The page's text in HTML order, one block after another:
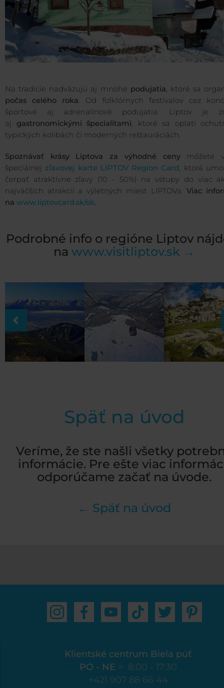
Na tradície nadväzujú aj mnohé podujatia, ktoré sa
počas celého roka. Od folklórnych festivalov cez
športové aj adrenalínové podujatia. Liptov je
aj gastronomickými špecialitami, ktoré sa oplatí
typických kolibách či moderných reštauráciách.
Spoznávať krásy Liptova za výhodné cenymôžete
špeciálnej zľavovej karte LIPTOV Region Card, ktorá
čerpať atraktívne zľavy (10 - 50%) na vstupy do viac
najväčších atrakcií a výletných miest LIPTOVa.Viac
na www.liptovcard.sk/sk.
Podrobné info o regióne Liptov
na www.visitliptov.sk →
Späť na úvod
Veríme, že ste našli všetky
informácie. Pre ešte viac
odporúčame začať na úvode.
← Späť na úvod
Klientské centrum Biela púť
PO - NE = 8:00 - 17:30
+421 907 88 66 44